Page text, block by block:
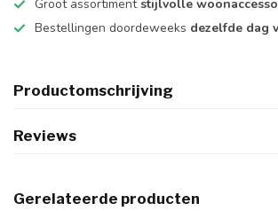
Groot assortiment stijlvolle
Bestellingen doordeweeks dezelfde dag
Productomschrijving
Reviews
Gerelateerde producten